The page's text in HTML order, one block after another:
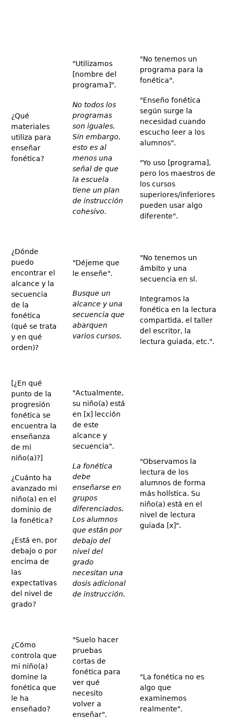
¿Qué
materiales
utiliza para
enseñar
fonética?
"Utilizamos
[nombre del
programa]".
No todos los
programas
son iguales.
Sin embargo,
esto es al
menos una
señal de que
la escuela
tiene un plan
de instrucción
cohesivo.
"No tenemos un
programa para la
fonética".
"Enseño fonética
según surge la
necesidad cuando
escucho leer a los
alumnos".
"Yo uso [programa],
pero los maestros de
los cursos
superiores/inferiores
pueden usar algo
diferente".
¿Dónde
puedo
encontrar el
alcance y la
secuencia
de la
fonética
(qué se trata
y en qué
orden)?
"Déjeme que
le enseñe".
Busque un
alcance y una
secuencia que
abarquen
varios cursos.
"No tenemos un
ámbito y una
secuencia en sí.
Integramos la
fonética en la lectura
compartida, el taller
del escritor, la
lectura guiada, etc.".
[¿En qué
punto de la
progresión
fonética se
encuentra la
enseñanza
de mi
niño(a)?]
¿Cuánto ha
avanzado mi
niño(a) en el
dominio de
la fonética?
¿Está en, por
debajo o por
encima de
las
expectativas
del nivel de
grado?
"Actualmente,
su niño(a) está
en [x] lección
de este
alcance y
secuencia".
La fonética
debe
enseñarse en
grupos
diferenciados.
Los alumnos
que están por
debajo del
nivel del
grado
necesitan una
dosis adicional
de instrucción.
"Observamos la
lectura de los
alumnos de forma
más holística. Su
niño(a) está en el
nivel de lectura
guiada [x]".
¿Cómo
controla que
mi niño(a)
domine la
fonética que
le ha
enseñado?
"Suelo hacer
pruebas
cortas de
fonética para
ver qué
necesito
volver a
enseñar".
"La fonética no es
algo que
examinemos
realmente".